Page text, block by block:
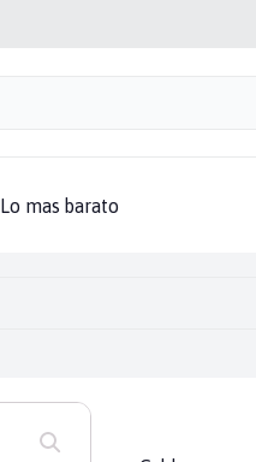
Lo mas barato